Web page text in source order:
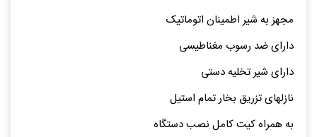
مجهز به شیر اطمینان اتوماتیک
دارای ضد رسوب مغناطیسی
دارای شیر تخلیه دستی
نازلهای تزریق بخار تمام استیل
به همراه کیت کامل نصب دستگاه